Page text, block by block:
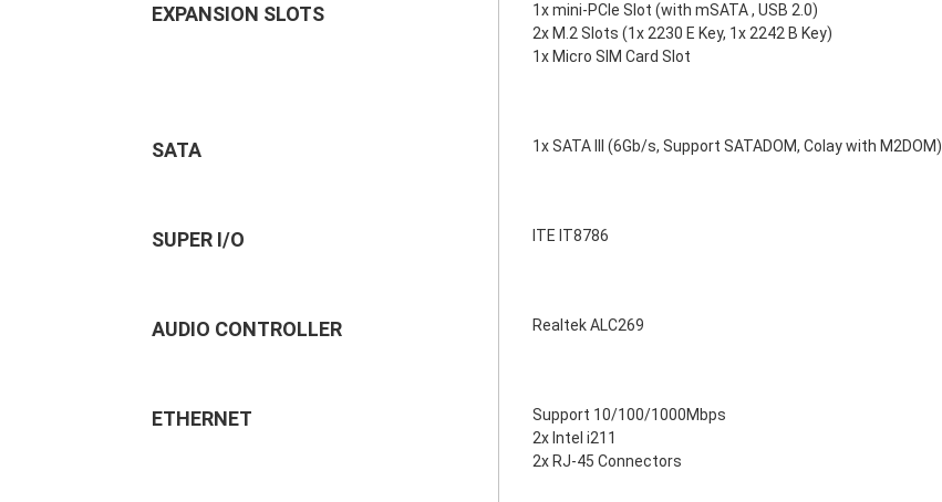
EXPANSION SLOTS
1x mini-PCIe Slot (with mSATA , USB 2.0)
2x M.2 Slots (1x 2230 E Key, 1x 2242 B Key)
1x Micro SIM Card Slot
SATA 1x SATA III (6Gb/s, Support SATADOM, Colay with M2DOM)
SUPER I/O ITE IT8786
AUDIO CONTROLLER Realtek ALC269
ETHERNET
Support 10/100/1000Mbps
2x Intel i211
2x RJ-45 Connectors